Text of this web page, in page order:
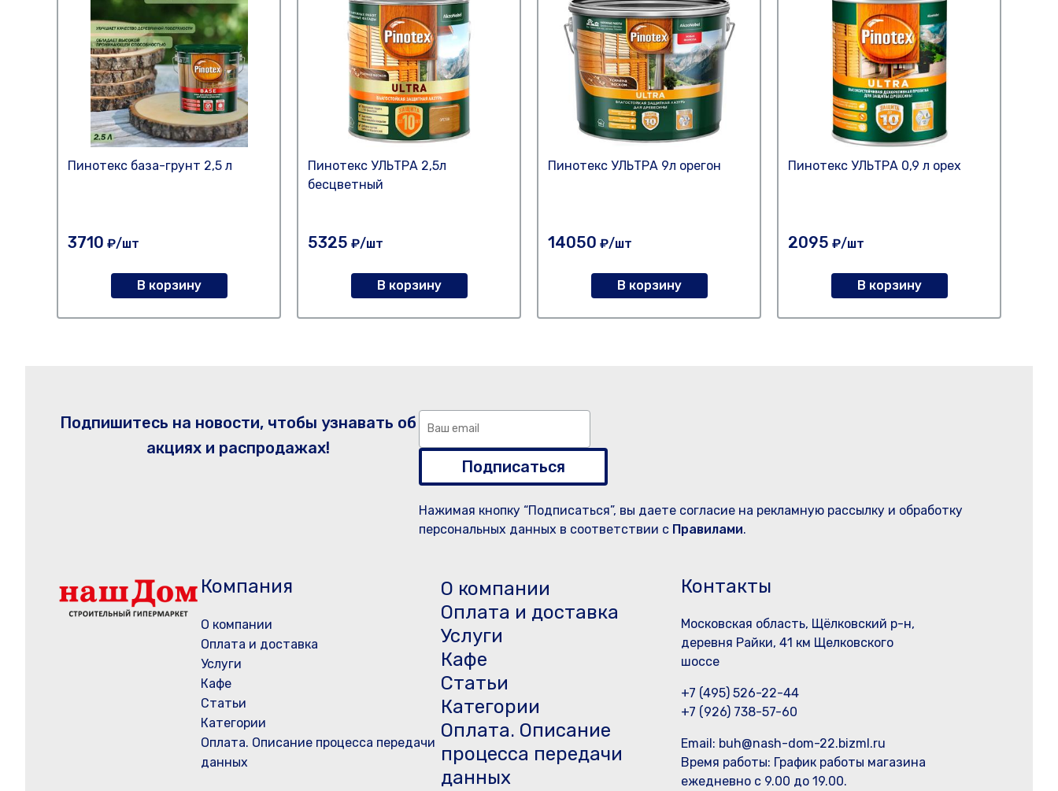
Пинотекс база-грунт 2,5 л
3710 ₽/шт
В корзину
Пинотекс УЛЬТРА 2,5л
бесцветный
5325 ₽/шт
В корзину
Пинотекс УЛЬТРА 9л орегон
14050 ₽/шт
В корзину
Пинотекс УЛЬТРА 0,9 л орех
2095 ₽/шт
В корзину
Подпишитесь на новости, чтобы узнавать об
акциях и распродажах!
Подписаться
Нажимая кнопку “Подписаться”, вы даете согласие на рекламную рассылку и обработку
персональных данных в соответствии с Правилами.
Компания
О компании
Оплата и доставка
Услуги
Кафе
Статьи
Категории
Оплата. Описание процесса передачи
данных
О компании
Оплата и доставка
Услуги
Кафе
Статьи
Категории
Оплата. Описание
процесса передачи
данных
Контакты
Московская область, Щёлковский р-н,
деревня Райки, 41 км Щелковского
шоссе
+7 (495) 526-22-44
+7 (926) 738-57-60
Email: buh@nash-dom-22.bizml.ru
Время работы: График работы магазина
ежедневно с 9.00 до 19.00.